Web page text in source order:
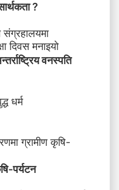
?
वनस्पति
पर्यटन